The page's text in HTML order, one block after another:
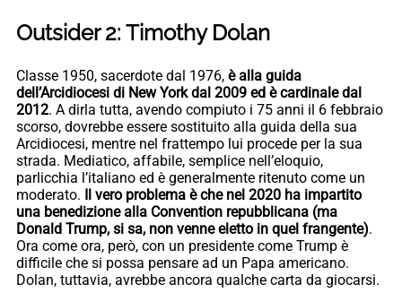
Outsider 2: Timothy Dolan
Classe 1950, sacerdote dal 1976, è alla guida
dell’Arcidiocesi di New York dal 2009 ed è cardinale dal
2012. A dirla tutta, avendo compiuto i 75 anni il 6 febbraio
scorso, dovrebbe essere sostituito alla guida della sua
Arcidiocesi, mentre nel frattempo lui procede per la sua
strada. Mediatico, affabile, semplice nell’eloquio,
parlicchia l’italiano ed è generalmente ritenuto come un
moderato. Il vero problema è che nel 2020 ha impartito
una benedizione alla Convention repubblicana (ma
Donald Trump, si sa, non venne eletto in quel frangente).
Ora come ora, però, con un presidente come Trump è
difficile che si possa pensare ad un Papa americano.
Dolan, tuttavia, avrebbe ancora qualche carta da giocarsi.